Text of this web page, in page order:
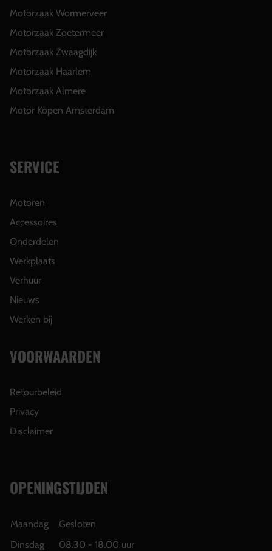
Motorzaak Wormerveer
Motorzaak Zoetermeer
Motorzaak Zwaagdijk
Motorzaak Haarlem
Motorzaak Almere
Motor Kopen Amsterdam
SERVICE
Motoren
Accessoires
Onderdelen
Werkplaats
Verhuur
Nieuws
Werken bij
VOORWAARDEN
Retourbeleid
Privacy
Disclaimer
OPENINGSTIJDEN
Maandag
Gesloten
Dinsdag
08.30 - 18.00 uur